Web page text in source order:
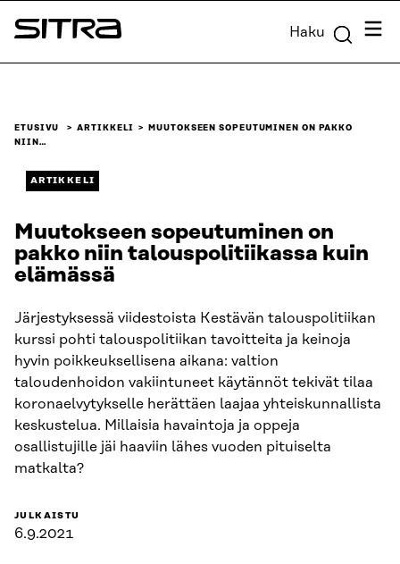
Siirry
suoraan
Sitra Haku
ETUSIVU ARTIKKELI
MUUTOKSEEN SOPEUTUMINEN ON PAKKO
NIIN…
ARTIKKELI
Muutokseen sopeutuminen on
pakko niin talouspolitiikassa kuin
elämässä
Järjestyksessä viidestoista Kestävän talouspolitiikan
kurssi pohti talouspolitiikan tavoitteita ja keinoja
hyvin poikkeuksellisena aikana: valtion
taloudenhoidon vakiintuneet käytännöt tekivät tilaa
koronaelvytykselle herättäen laajaa yhteiskunnallista
keskustelua. Millaisia havaintoja ja oppeja
osallistujille jäi haaviin lähes vuoden pituiselta
matkalta?
JULKAISTU
6.9.2021